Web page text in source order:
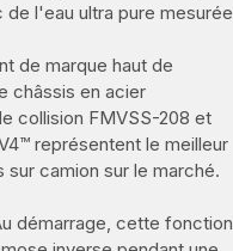
l'eau ultra pure mesurée
de marque haut de
châssis en acier
collision FMVSS-208 et
représentent le meilleur
camion sur le marché.
démarrage, cette fonction